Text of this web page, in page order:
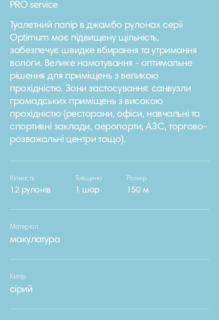
PRO service
Туалетний папір в джамбо рулонах серії
Optimum має підвищену щільність,
забезпечує швидке вбирання та утримання
вологи. Велике намотування - оптимальне
рішення для приміщень з великою
прохідністю. Зони застосування: санвузли
громадських приміщень з високою
прохідністю (ресторани, офіси, навчальні та
спортивні заклади, аеропорти, АЗС, торгово-
розважальні центри тощо).
Кількість
12 рулонів
Товщина
1 шар
Розмір
150 м
Матеріал
макулатура
Колір
сірий